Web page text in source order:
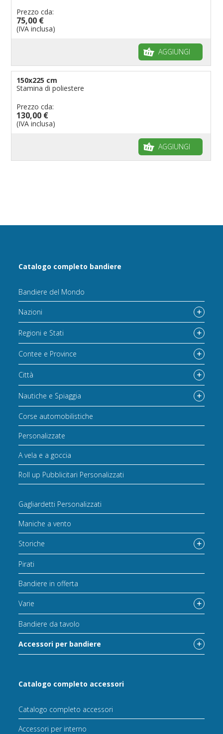
Prezzo cda:
75,00 €
(IVA inclusa)
AGGIUNGI
150x225 cm
Stamina di poliestere
Prezzo cda:
130,00 €
(IVA inclusa)
AGGIUNGI
Catalogo completo bandiere
Bandiere del Mondo
Nazioni
Regioni e Stati
Contee e Province
Città
Nautiche e Spiaggia
Corse automobilistiche
Personalizzate
A vela e a goccia
Roll up Pubblicitari Personalizzati
Gagliardetti Personalizzati
Maniche a vento
Storiche
Pirati
Bandiere in offerta
Varie
Bandiere da tavolo
Accessori per bandiere
Catalogo completo accessori
Catalogo completo accessori
Accessori per interno